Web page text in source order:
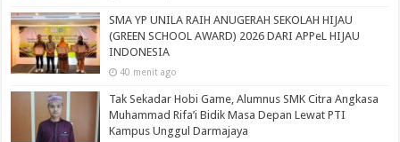
SMA YP UNILA RAIH ANUGERAH SEKOLAH HIJAU
(GREEN SCHOOL AWARD) 2026 DARI APPeL HIJAU
INDONESIA
40 menit ago
Tak Sekadar Hobi Game, Alumnus SMK Citra Angkasa
Muhammad Rifa’i Bidik Masa Depan Lewat PTI
Kampus Unggul Darmajaya